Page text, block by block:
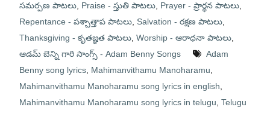
సమర్పణ పాటలు, Praise - స్తుతి పాటలు, Prayer - ప్రార్థన పాటలు,
Repentance - పశ్చాత్తాప పాటలు, Salvation - రక్షణ పాటలు,
Thanksgiving - కృతజ్ఞత పాటలు, Worship - ఆరాధనా పాటలు,
ఆడమ్ బెన్ని గారి సాంగ్స్ - Adam Benny Songs
Adam
Benny song lyrics, Mahimanvithamu Manoharamu
Mahimanvithamu Manoharamu song lyrics in english
Mahimanvithamu Manoharamu song lyrics in telugu Telugu